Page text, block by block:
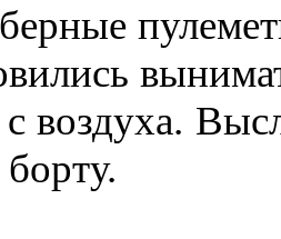
воздуха.